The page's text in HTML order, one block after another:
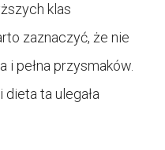
klas
zaznaczyć, że nie
i pełna przysmaków.
ta ulegała